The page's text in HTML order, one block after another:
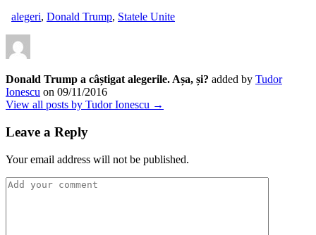
alegeri, Donald Trump, Statele Unite
Donald Trump a câștigat alegerile. Așa, și? added by Tudor
Ionescu on 09/11/2016
View all posts by Tudor Ionescu →
Leave a Reply
Your email address will not be published.